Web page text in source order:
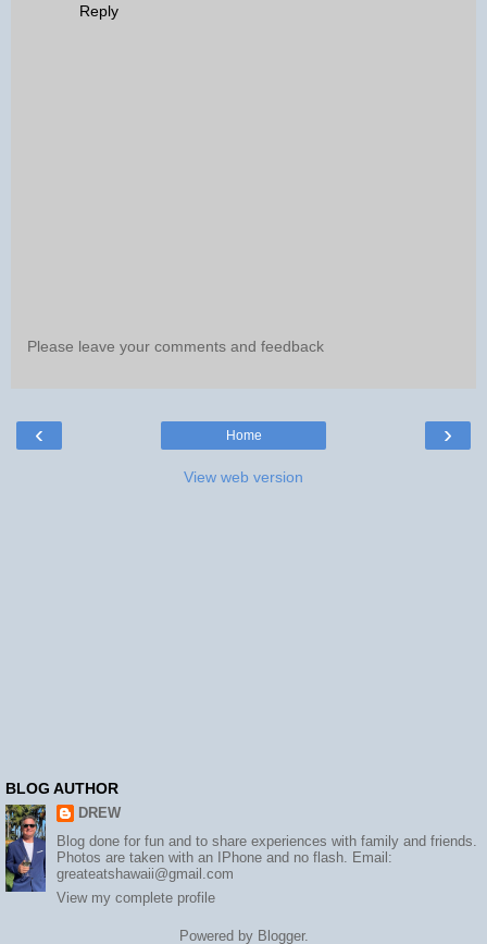
Reply
Please leave your comments and feedback
‹ ›
Home
View web version
BLOG AUTHOR
DREW
Blog done for fun and to share experiences with family and friends.
Photos are taken with an IPhone and no flash. Email:
greateatshawaii@gmail.com
View my complete profile
Powered by Blogger.